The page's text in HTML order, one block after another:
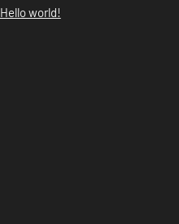
Hello world!